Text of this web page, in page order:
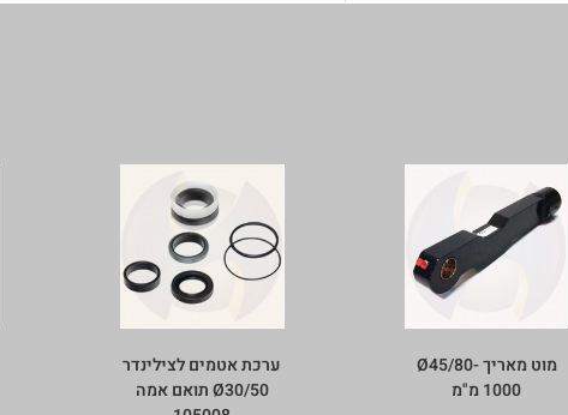
מוט מאריך Ø45/80-
1000 מ"מ
ערכת אטמים לצילינדר
Ø30/50 תואם אמה